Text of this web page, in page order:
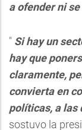
a ofender ni
" Si hay un
hay que
claramente,
convierta en
políticas, a las
sostuvo la